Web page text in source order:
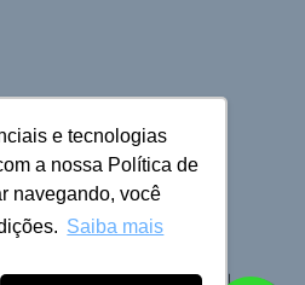
e tecnologias
a nossa Política de
navegando, você
Saiba mais